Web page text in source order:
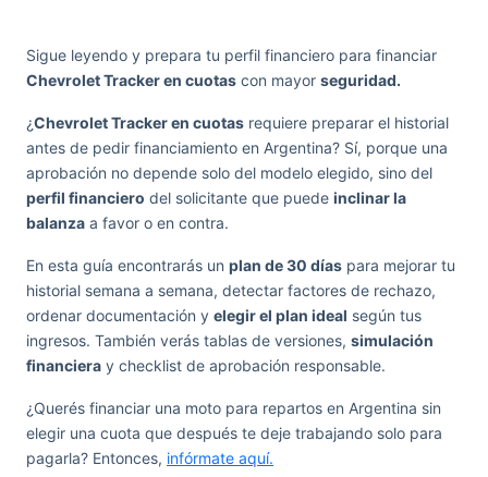
Sigue leyendo y prepara tu perfil financiero para financiar
Chevrolet Tracker en cuotas con mayor seguridad.
¿Chevrolet Tracker en cuotas requiere preparar el historial
antes de pedir financiamiento en Argentina? Sí, porque una
aprobación no depende solo del modelo elegido, sino del
perfil financiero del solicitante que puede inclinar la
balanza a favor o en contra.
En esta guía encontrarás un plan de 30 días para mejorar tu
historial semana a semana, detectar factores de rechazo,
ordenar documentación y elegir el plan ideal según tus
ingresos. También verás tablas de versiones, simulación
financiera y checklist de aprobación responsable.
¿Querés financiar una moto para repartos en Argentina sin
elegir una cuota que después te deje trabajando solo para
pagarla? Entonces, infórmate aquí.